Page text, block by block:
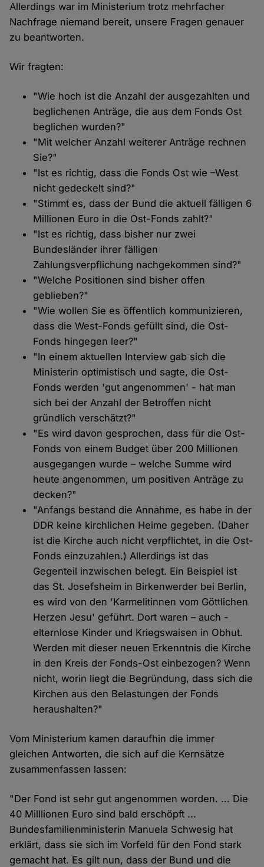
Allerdings war im Ministerium trotz mehrfacher
Nachfrage niemand bereit, unsere Fragen genauer
zu beantworten.
Wir fragten:
"Wie hoch ist die Anzahl der ausgezahlten und
beglichenen Anträge, die aus dem Fonds Ost
beglichen wurden?"
"Mit welcher Anzahl weiterer Anträge rechnen
Sie?"
"Ist es richtig, dass die Fonds Ost wie –West
nicht gedeckelt sind?"
"Stimmt es, dass der Bund die aktuell fälligen 6
Millionen Euro in die Ost-Fonds zahlt?"
"Ist es richtig, dass bisher nur zwei
Bundesländer ihrer fälligen
Zahlungsverpflichung nachgekommen sind?"
"Welche Positionen sind bisher offen
geblieben?"
"Wie wollen Sie es öffentlich kommunizieren,
dass die West-Fonds gefüllt sind, die Ost-
Fonds hingegen leer?"
"In einem aktuellen Interview gab sich die
Ministerin optimistisch und sagte, die Ost-
Fonds werden 'gut angenommen' - hat man
sich bei der Anzahl der Betroffen nicht
gründlich verschätzt?"
"Es wird davon gesprochen, dass für die Ost-
Fonds von einem Budget über 200 Millionen
ausgegangen wurde – welche Summe wird
heute angenommen, um positiven Anträge zu
decken?"
"Anfangs bestand die Annahme, es habe in der
DDR keine kirchlichen Heime gegeben. (Daher
ist die Kirche auch nicht verpflichtet, in die Ost-
Fonds einzuzahlen.) Allerdings ist das
Gegenteil inzwischen belegt. Ein Beispiel ist
das St. Josefsheim in Birkenwerder bei Berlin,
es wird von den 'Karmelitinnen vom Göttlichen
Herzen Jesu' geführt. Dort waren – auch -
elternlose Kinder und Kriegswaisen in Obhut.
Werden mit dieser neuen Erkenntnis die Kirche
in den Kreis der Fonds-Ost einbezogen? Wenn
nicht, worin liegt die Begründung, dass sich die
Kirchen aus den Belastungen der Fonds
heraushalten?"
Vom Ministerium kamen daraufhin die immer
gleichen Antworten, die sich auf die Kernsätze
zusammenfassen lassen:
"Der Fond ist sehr gut angenommen worden. ... Die
40 Milllionen Euro sind bald erschöpft ...
Bundesfamilienministerin Manuela Schwesig hat
erklärt, dass sie sich im Vorfeld für den Fond stark
gemacht hat. Es gilt nun, dass der Bund und die